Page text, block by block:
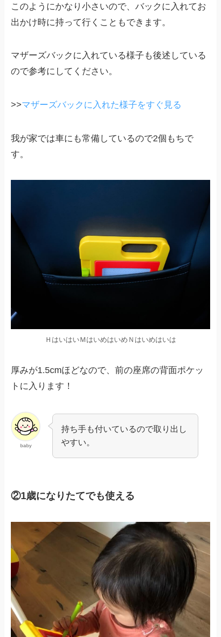
このようにかなり小さいので、バックに入れてお
出かけ時に持って行くこともできます。
マザーズバックに入れている様子も後述している
ので参考にしてください。
>>マザーズバックに入れた様子をすぐ見る
我が家では車にも常備しているので2個もちで
す。
ＨはいはいＭはいめはいめＮはいめはいは
厚みが1.5cmほどなので、前の座席の背面ポケッ
トに入ります！
baby
持ち手も付いているので取り出し
やすい。
②1歳になりたてでも使える